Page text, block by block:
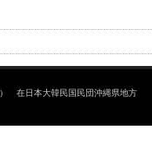
在日本大韓民国民団沖縄県地方